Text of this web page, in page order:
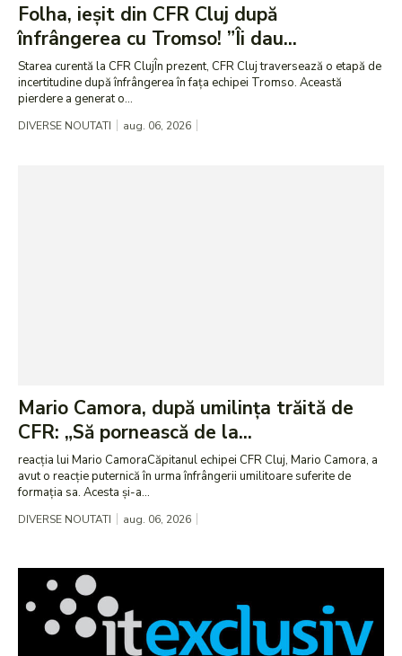
Folha, ieșit din CFR Cluj după
înfrângerea cu Tromso! ”Îi dau...
Starea curentă la CFR ClujÎn prezent, CFR Cluj traversează o etapă de
incertitudine după înfrângerea în fața echipei Tromso. Această
pierdere a generat o...
DIVERSE NOUTATI aug. 06, 2026
Mario Camora, după umilința trăită de
CFR: „Să pornească de la...
reacția lui Mario CamoraCăpitanul echipei CFR Cluj, Mario Camora, a
avut o reacție puternică în urma înfrângerii umilitoare suferite de
formația sa. Acesta și-a...
DIVERSE NOUTATI aug. 06, 2026